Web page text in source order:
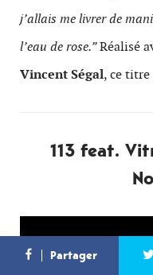
L’équipe
Nous
rejoindre
j’allais me livrer de
l’eau de rose.”Réalisé
Vincent Ségal, ce
113 feat.
Partager